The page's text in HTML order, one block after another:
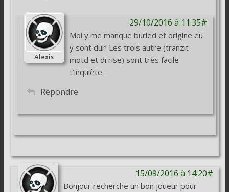
29/10/2016 à 11:35#
Alexis
Moi y me manque buried et origine eu
y sont dur! Les trois autre (tranzit
motd et di rise) sont très facile
t’inquiète.
Répondre
15/09/2016 à 14:20#
Bonjour recherche un bon joueur pour